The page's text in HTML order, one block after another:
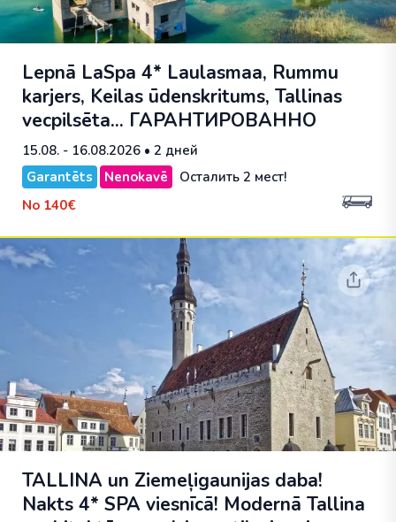
Lepnā LaSpa 4* Laulasmaa, Rummu
karjers, Keilas ūdenskritums, Tallinas
vecpilsēta... ГАРАНТИРОВАННО
15.08. - 16.08.2026 • 2 дней
Garantēts
Nenokavē
Осталить 2 мест!
No 140€
TALLINA un Ziemeļigaunijas daba!
Nakts 4* SPA viesnīcā! Modernā Tallina